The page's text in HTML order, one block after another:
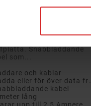
kabel Goobay 1
ladda eller föra över data
Snabbladdande
som...
och kablar
kabel
lång
upp till 2,5 Ampere